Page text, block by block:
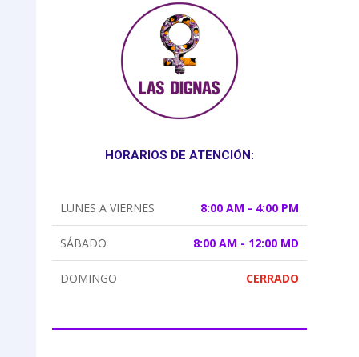
HORARIOS DE ATENCIÓN:
LUNES A VIERNES 8:00 AM - 4:00 PM
SÁBADO 8:00 AM - 12:00 MD
DOMINGO CERRADO